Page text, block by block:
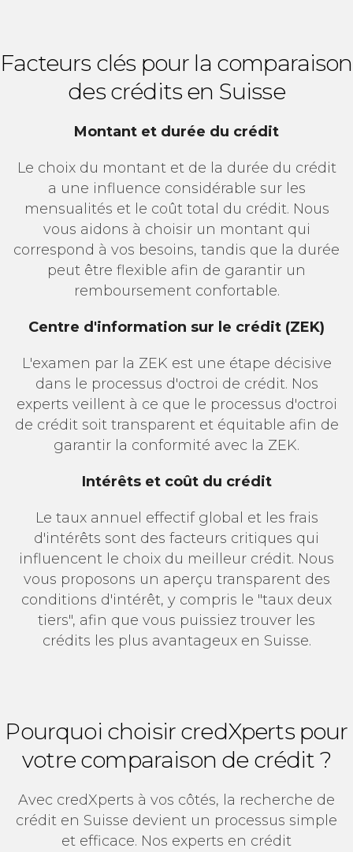
Facteurs clés pour la comparaison
des crédits en Suisse
Montant et durée du crédit
Le choix du montant et de la durée du crédit
a une influence considérable sur les
mensualités et le coût total du crédit. Nous
vous aidons à choisir un montant qui
correspond à vos besoins, tandis que la durée
peut être flexible afin de garantir un
remboursement confortable.
Centre d'information sur le crédit (ZEK)
L'examen par la ZEK est une étape décisive
dans le processus d'octroi de crédit. Nos
experts veillent à ce que le processus d'octroi
de crédit soit transparent et équitable afin de
garantir la conformité avec la ZEK.
Intérêts et coût du crédit
Le taux annuel effectif global et les frais
d'intérêts sont des facteurs critiques qui
influencent le choix du meilleur crédit. Nous
vous proposons un aperçu transparent des
conditions d'intérêt, y compris le "taux deux
tiers", afin que vous puissiez trouver les
crédits les plus avantageux en Suisse.
Pourquoi choisir credXperts pour
votre comparaison de crédit ?
Avec credXperts à vos côtés, la recherche de
crédit en Suisse devient un processus simple
et efficace. Nos experts en crédit